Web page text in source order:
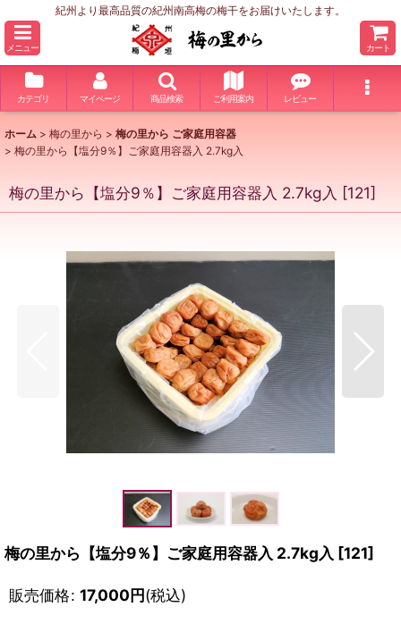
紀州より最高品質の紀州南高梅の梅干をお届けいたします。
メニュー カート
カテゴリ マイページ 商品検索 ご利用案内 レビュー
ホーム > 梅の里から > 梅の里から ご家庭用容器
> 梅の里から【塩分9％】ご家庭用容器入 2.7kg入
梅の里から【塩分9％】ご家庭用容器入 2.7kg入 [121]
梅の里から【塩分9％】ご家庭用容器入 2.7kg入 [121]
販売価格: 17,000円(税込)